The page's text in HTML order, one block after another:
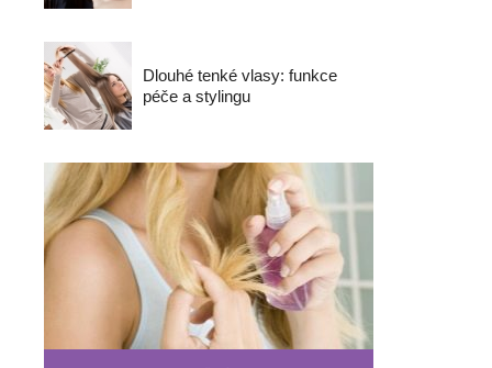
Dlouhé tenké vlasy: funkce
péče a stylingu